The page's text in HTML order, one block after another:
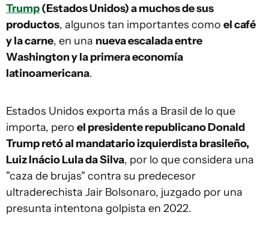
Trump(Estados Unidos) a muchos de sus
productos, algunos tan importantes como el café
y la carne, en una nueva escalada entre
Washington y la primera economía
latinoamericana.
Estados Unidos exporta más a Brasil de lo que
importa, pero el presidente republicano Donald
Trump retó al mandatario izquierdista brasileño,
Luiz Inácio Lula da Silva, por lo que considera una
"caza de brujas" contra su predecesor
ultraderechista Jair Bolsonaro, juzgado por una
presunta intentona golpista en 2022.